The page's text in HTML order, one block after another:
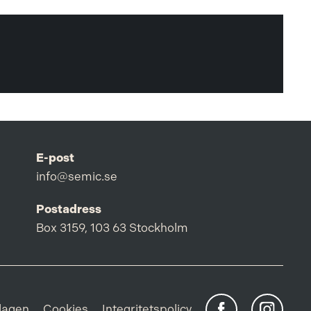
E-post
info@semic.se
Postadress
Box 3159, 103 63 Stockholm